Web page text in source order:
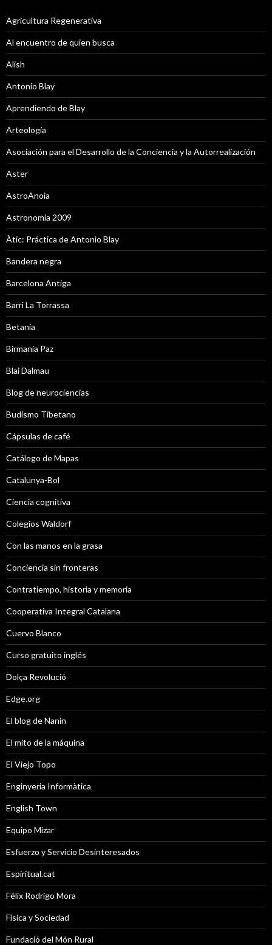
Agricultura Regenerativa
Al encuentro de quien busca
Alish
Antonio Blay
Aprendiendo de Blay
Arteología
Asociación para el Desarrollo de la Conciencia y la Autorrealización
Aster
AstroAnoia
Astronomía 2009
Àtic: Práctica de Antonio Blay
Bandera negra
Barcelona Antiga
Barri La Torrassa
Betania
Birmania Paz
Blai Dalmau
Blog de neurociencias
Budismo Tibetano
Cápsulas de café
Catálogo de Mapas
Catalunya-Bol
Ciencia cognitiva
Colegios Waldorf
Con las manos en la grasa
Conciencia sin fronteras
Contratiempo, historia y memoria
Cooperativa Integral Catalana
Cuervo Blanco
Curso gratuito inglés
Dolça Revolució
Edge.org
El blog de Nanín
El mito de la máquina
El Viejo Topo
Enginyeria Informàtica
English Town
Equipo Mizar
Esfuerzo y Servicio Desinteresados
Espiritual.cat
Félix Rodrigo Mora
Física y Sociedad
Fundació del Món Rural